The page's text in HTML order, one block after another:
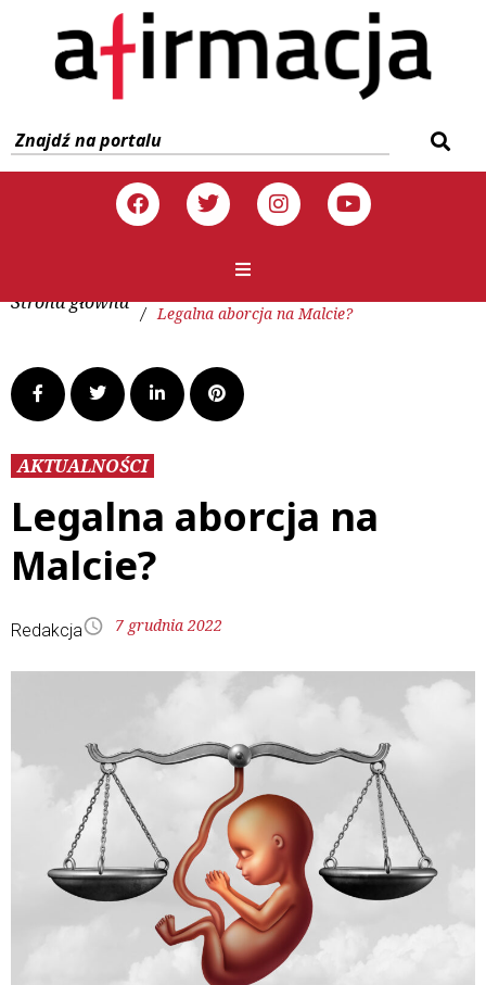
Strona główna / Legalna aborcja na Malcie?
AKTUALNOŚCI
Legalna aborcja na
Malcie?
Redakcja 7 grudnia 2022